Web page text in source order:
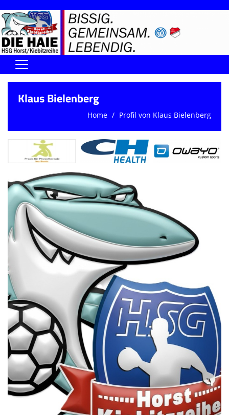
Home
Handball-Förderverein der Haie
Kontaktformular
UNSERE SPORTHALLEN
Training & Termine
DIENSTE (SR/KG/VK)
Die SpecialHaie
Trainer
ALLE SPIELE
HAIE TV
NEWSLETTER
DIE HAIE I Intern
Partner
Klaus Bielenberg
Home Profil von Klaus Bielenberg